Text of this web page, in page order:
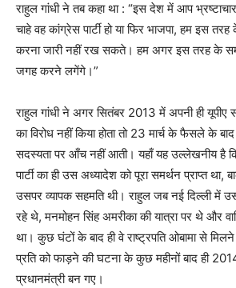
राहुल गांधी ने तब कहा था : “इस देश में आप
चाहे वह कांग्रेस पार्टी हो या फिर भाजपा, हम इस
करना जारी नहीं रख सकते। हम अगर इस तरह के
जगह करने लगेंगे।”
राहुल गांधी ने अगर सितंबर 2013 में अपनी ही
का विरोध नहीं किया होता तो 23 मार्च के फैसले के
सदस्यता पर आँच नहीं आती। यहाँ यह उल्लेखनीय है
पार्टी का ही उस अध्यादेश को पूरा समर्थन प्राप्त था,
उसपर व्यापक सहमति थी। राहुल जब नई दिल्ली में
रहे थे, मनमोहन सिंह अमरीका की यात्रा पर थे और
था। कुछ घंटों के बाद ही वे राष्ट्रपति ओबामा से
प्रति को फाड़ने की घटना के कुछ महीनों बाद ही
प्रधानमंत्री बन गए।